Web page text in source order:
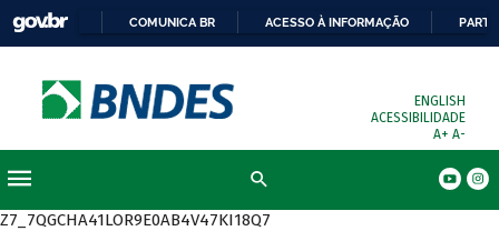
COMUNICA BR ACESSO À INFORMAÇÃO
ENGLISH
ACESSIBILIDADE
A+ A-
Z7_7QGCHA41LOR9E0AB4V47KI18Q7